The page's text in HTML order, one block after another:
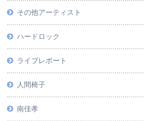
その他アーティスト
ハードロック
ライブレポート
人間椅子
南佳孝